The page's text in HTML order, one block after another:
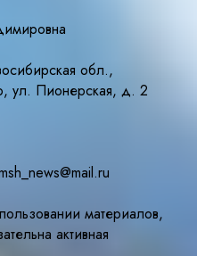
обл.,
ул. Пионерская, д. 2
материалов,
активная